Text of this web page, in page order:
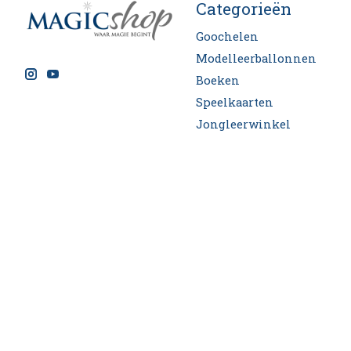
Categorieën
Goochelen
Modelleerballonnen
Boeken
Speelkaarten
Jongleerwinkel